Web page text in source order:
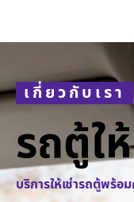
เกี่ยวกับเรา
รถตู้ใ
บริการให้เช่ารถตู้พร้